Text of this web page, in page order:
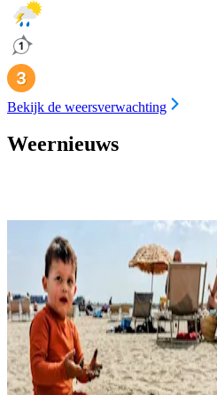
Bekijk de weersverwachting
Weernieuws